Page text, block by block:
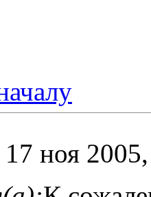
ноя